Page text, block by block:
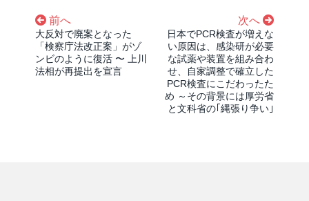
前へ
大反対で廃案となった
「検察庁法改正案」がゾ
ンビのように復活 〜 上川
法相が再提出を宣言
次へ
日本でPCR検査が増えな
い原因は、感染研が必要
な試薬や装置を組み合わ
せ、自家調整で確立した
PCR検査にこだわったた
め ～その背景には厚労省
と文科省の｢縄張り争い｣